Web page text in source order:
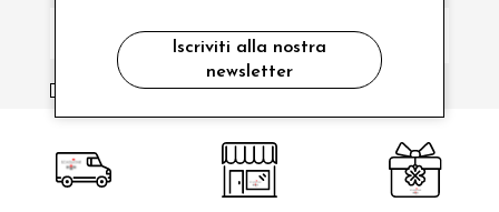
ho letto ed accettato le condizioni sulla privacy.
Iscriviti alla nostra
newsletter